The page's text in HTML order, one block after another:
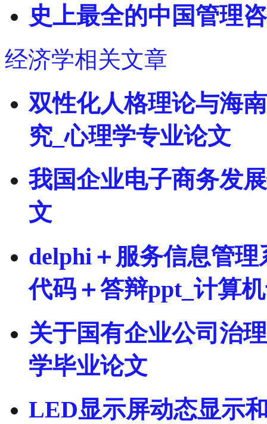
史上最全的中国管理
经济学相关文章
双性化人格理论与海
究_心理学专业论文
我国企业电子商务发
文
delphi＋服务信息管
代码＋答辩ppt_计算
关于国有企业公司治
学毕业论文
LED显示屏动态显示